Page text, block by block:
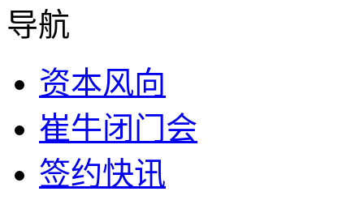
导航
资本风向
崔牛闭门会
签约快讯